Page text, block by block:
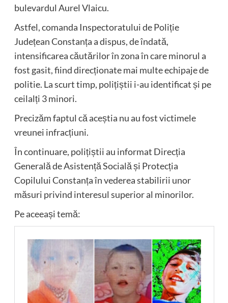
bulevardul Aurel Vlaicu.
Astfel, comanda Inspectoratului de Poliție
Județean Constanța a dispus, de îndată,
intensificarea căutărilor în zona în care minorul a
fost gasit, fiind direcționate mai multe echipaje de
politie. La scurt timp, polițiștii i-au identificat și pe
ceilalți 3 minori.
Precizăm faptul că aceștia nu au fost victimele
vreunei infracțiuni.
În continuare, polițiștii au informat Direcția
Generală de Asistență Socială și Protecția
Copilului Constanța în vederea stabilirii unor
măsuri privind interesul superior al minorilor.
Pe aceeași temă: